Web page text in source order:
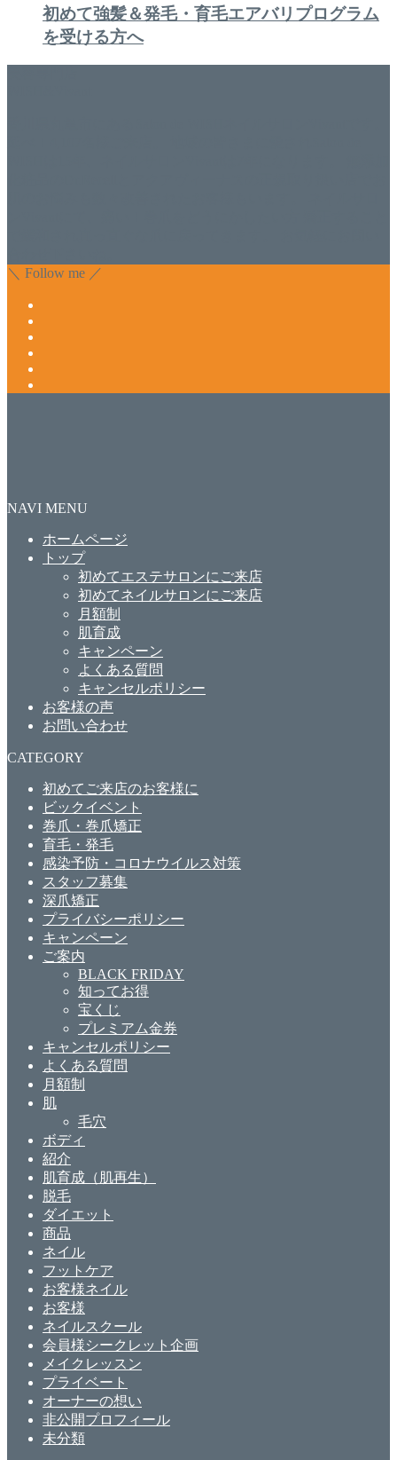
初めて強髪＆発毛・育毛エアバリプログラム
を受ける方へ
＼ Follow me ／
NAVI MENU
ホームページ
トップ
初めてエステサロンにご来店
初めてネイルサロンにご来店
月額制
肌育成
キャンペーン
よくある質問
キャンセルポリシー
お客様の声
お問い合わせ
CATEGORY
初めてご来店のお客様に
ビックイベント
巻爪・巻爪矯正
育毛・発毛
感染予防・コロナウイルス対策
スタッフ募集
深爪矯正
プライバシーポリシー
キャンペーン
ご案内
BLACK FRIDAY
知ってお得
宝くじ
プレミアム金券
キャンセルポリシー
よくある質問
月額制
肌
毛穴
ボディ
紹介
肌育成（肌再生）
脱毛
ダイエット
商品
ネイル
フットケア
お客様ネイル
お客様
ネイルスクール
会員様シークレット企画
メイクレッスン
プライベート
オーナーの想い
非公開プロフィール
未分類